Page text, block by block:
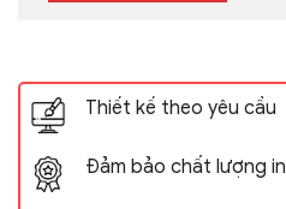
Thiết kế theo yêu cầu
Đảm bảo chất lượng in